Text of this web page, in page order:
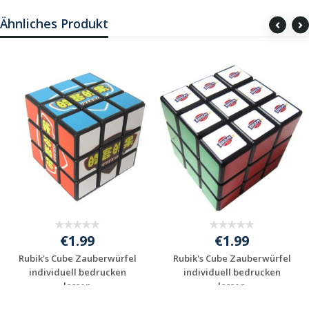
Ähnliches Produkt
€1.99
Rubik's Cube Zauberwürfel
individuell bedrucken
lassen
€1.99
Rubik's Cube Zauberwürfel
individuell bedrucken
lassen